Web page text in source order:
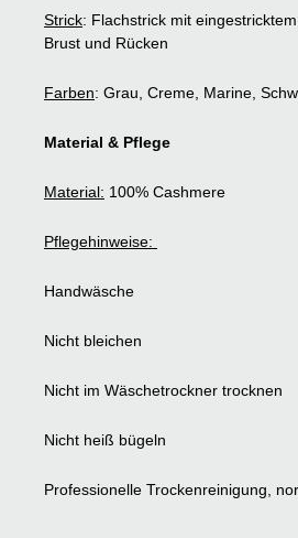
Strick: Flachstrick mit
Brust und Rücken
Farben: Grau, Creme, Marine,
Material & Pflege
Material: 100% Cashmere
Pflegehinweise:
Handwäsche
Nicht bleichen
Nicht im Wäschetrockner trocknen
Nicht heiß bügeln
Professionelle Trockenreinigung,